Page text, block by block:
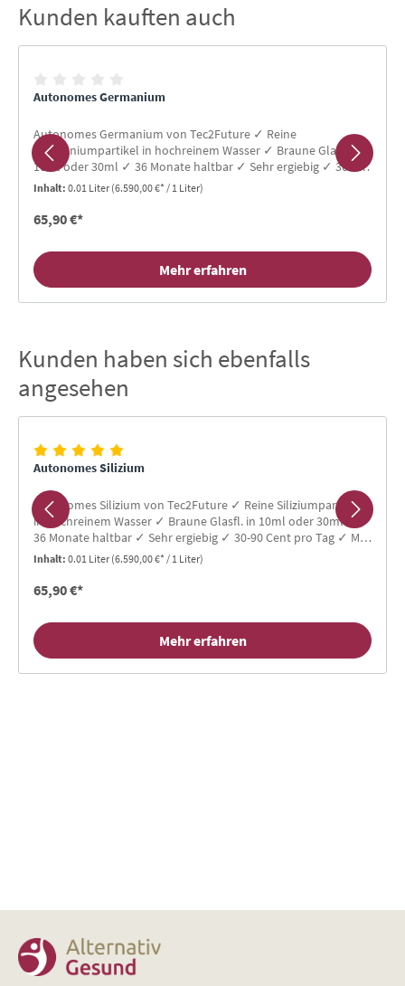
Produktgalerie überspringen
Kunden kauften auch
Autonomes Germanium
Autonomes Germanium von Tec2Future ✓ Reine
Germaniumpartikel in hochreinem Wasser ✓ Braune Glasfl. in
10ml oder 30ml ✓ 36 Monate haltbar ✓ Sehr ergiebig ✓ 30-90
Cent pro Tag ✓ Mit Glaspipette
Inhalt: 0.01 Liter (6.590,00 €* / 1 Liter)
65,90 €*
Mehr erfahren
Produktgalerie überspringen
Kunden haben sich ebenfalls
angesehen
Autonomes Silizium
Autonomes Silizium von Tec2Future ✓ Reine Siliziumpartikel
in hochreinem Wasser ✓ Braune Glasfl. in 10ml oder 30ml ✓
36 Monate haltbar ✓ Sehr ergiebig ✓ 30-90 Cent pro Tag ✓ Mit
Glaspipette
Inhalt: 0.01 Liter (6.590,00 €* / 1 Liter)
65,90 €*
Mehr erfahren